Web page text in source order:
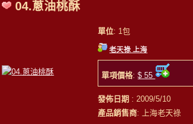
04.蔥油桃酥
單位: 1包
老天祿 上海
單項價格:$ 55
發佈日期 : 2009/5/10
產品銷售商: 上海老天祿